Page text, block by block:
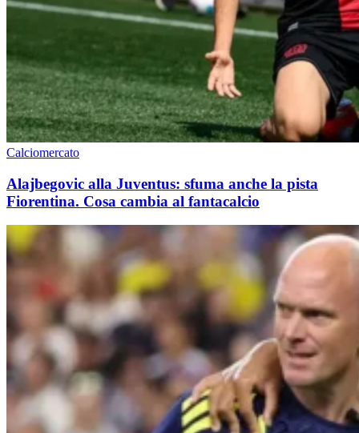
Calciomercato
Alajbegovic alla Juventus: sfuma anche la pista
Fiorentina. Cosa cambia al fantacalcio